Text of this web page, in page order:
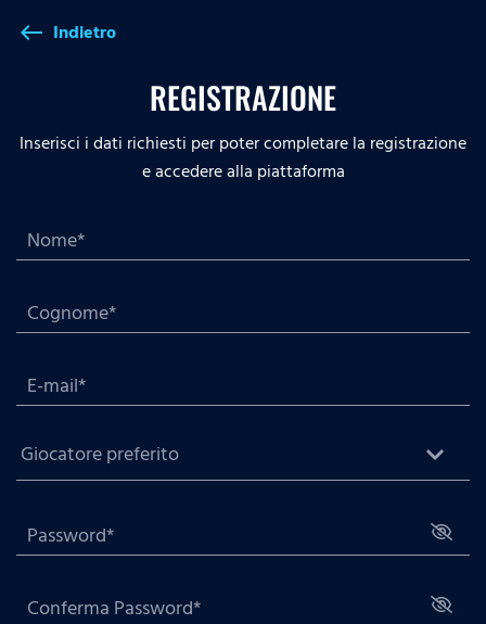
west Indietro
REGISTRAZIONE
Inserisci i dati richiesti per poter completare la registrazione
e accedere alla piattaforma